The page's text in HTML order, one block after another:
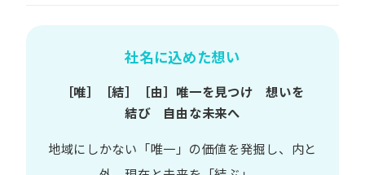
社名に込めた想い
［唯］​［結］​［由］ 唯一を​見つけ 想いを​
結び 自由な​未来へ
地域に​しかない​「唯一」の​価値を​発掘し、 内と​